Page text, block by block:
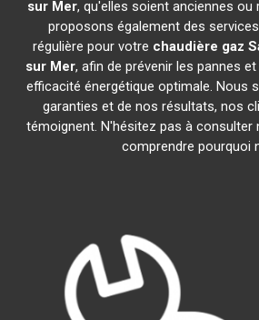
sur Mer, qu'elles soient anciennes ou
proposons également des
régulière pour votre chaudière gaz
sur Mer, afin de prévenir les pannes
efficacité énergétique optimale. Nous
garanties et de nos résultats, nos
témoignent. N'hésitez pas à consulter
comprendre pourquoi